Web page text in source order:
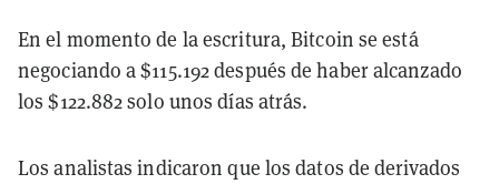
En el momento de la escritura, Bitcoin se está
negociando a $115.192 después de haber alcanzado
los $122.882 solo unos días atrás.
Los analistas indicaron que los datos de derivados